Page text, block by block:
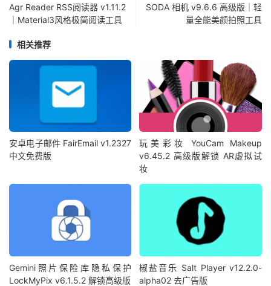
Agr Reader RSS阅读器 v1.11.2
｜Material3风格极简阅读工具
SODA 相机 v9.6.6 高级版｜轻
量全能美颜拍照工具
相关推荐
安卓电子邮件 FairEmail v1.2327
中文免费版
玩美彩妆 YouCam Makeup
v6.45.2 高级版解锁 AR虚拟试
妆
Gemini照片保险库隐私保护
LockMyPix v6.1.5.2 解锁高级版
椒盐音乐 Salt Player v12.2.0-
alpha02 去广告版